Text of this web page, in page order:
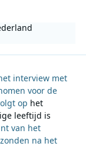
interview met
voor de
op het
leeftijd is
van het
na het